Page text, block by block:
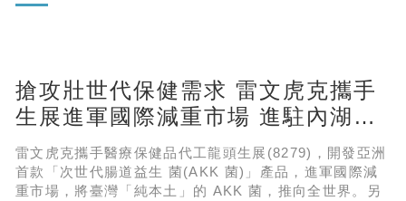
檢測」與「個人化營養品」為核心，為參觀者提供創新的
搶攻壯世代保健需求 雷文虎克攜手
生展進軍國際減重市場 進駐內湖禮
客打造健康新聚落
雷文虎克攜手醫療保健品代工龍頭生展(8279)，開發亞洲
首款「次世代腸道益生 菌(AKK 菌)」產品，進軍國際減
重市場，將臺灣「純本土」的 AKK 菌，推向全世界。另